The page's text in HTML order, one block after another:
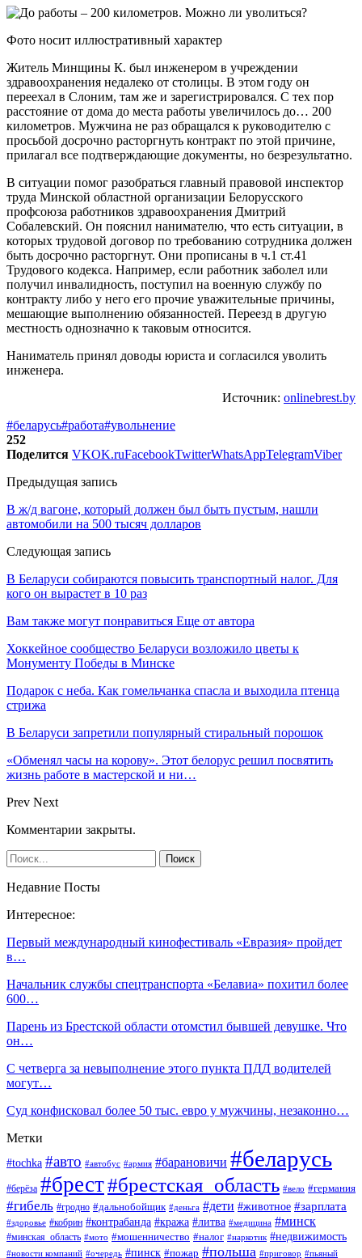
Фото носит иллюстративный характер
Житель Минщины К. был инженером в учреждении
здравоохранения недалеко от столицы. В этом году он
переехал в Слоним, там же и зарегистрировался. С тех пор
расстояние от дома до места работы увеличилось до… 200
километров. Мужчина не раз обращался к руководителю с
просьбой досрочно расторгнуть контракт по этой причине,
прилагал все подтверждающие документы, но безрезультатно.
В ситуации помог разобраться главный правовой инспектор
труда Минской областной организации Белорусского
профсоюза работников здравоохранения Дмитрий
Собалевский. Он пояснил нанимателю, что есть ситуации, в
которых трудовой договор по требованию сотрудника должен
быть досрочно расторгнут. Они прописаны в ч.1 ст.41
Трудового кодекса. Например, если работник заболел или
получил инвалидность, поступил на военную службу по
контракту либо у него его прочие уважительные причины,
мешающие выполнению обязанностей. Переезд в другую
местность однозначно к таковым относится.
Наниматель принял доводы юриста и согласился уволить
инженера.
Источник: onlinebrest.by
#беларусь#работа#увольнение
252
Поделится VKOK.ruFacebookTwitterWhatsAppTelegramViber
Предыдущая запись
В ж/д вагоне, который должен был быть пустым, нашли
автомобили на 500 тысяч долларов
Следующая запись
В Беларуси собираются повысить транспортный налог. Для
кого он вырастет в 10 раз
Вам также могут понравиться Еще от автора
Хоккейное сообщество Беларуси возложило цветы к
Монументу Победы в Минске
Подарок с неба. Как гомельчанка спасла и выходила птенца
стрижа
В Беларуси запретили популярный стиральный порошок
«Обменял часы на корову». Этот белорус решил посвятить
жизнь работе в мастерской и ни…
Prev Next
Комментарии закрыты.
Недавние Посты
Интересное:
Первый международный кинофестиваль «Евразия» пройдет
в…
Начальник службы спецтранспорта «Белавиа» похитил более
600…
Парень из Брестской области отомстил бывшей девушке. Что
он…
С четверга за невыполнение этого пункта ПДД водителей
могут…
Суд конфисковал более 50 тыс. евро у мужчины, незаконно…
Метки
#tochka #авто #автобус #армия #барановичи #беларусь
#берёза #брест#брестская_область #вело #германия
#гибель #гродно #дальнобойщик #деньга #дети #животное #зарплата
#здоровье #кобрин #контрабанда #кража #литва #медицина #минск
#минская_область #мото #мошенничество #налог #наркотик #недвижимость
#новости компаний #очередь #пинск #пожар #польша #приговор #пьяный